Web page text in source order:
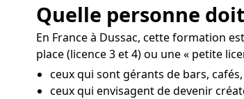
Quelle personne
En France à Dussac, cette formation
place (licence 3 et 4) ou une « petite
ceux qui sont gérants de bars,
ceux qui envisagent de devenir